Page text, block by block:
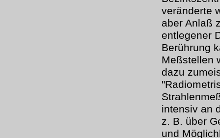
veränderte
aber Anlaß
entlegener
Berührung
Meßstellen
dazu
intensiv an
z. B. über
und